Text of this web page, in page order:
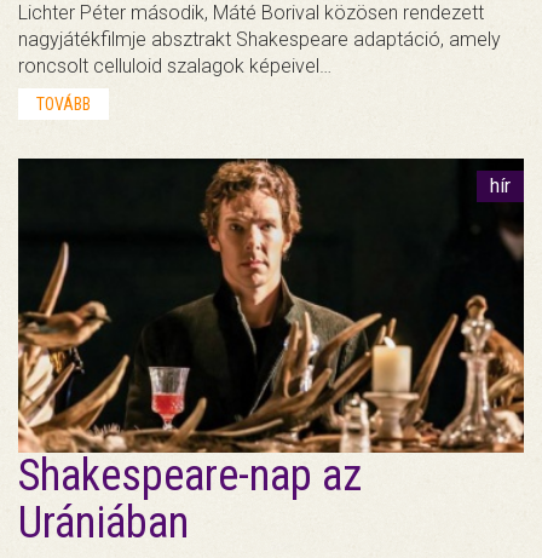
Lichter Péter második, Máté Borival közösen rendezett
nagyjátékfilmje absztrakt Shakespeare adaptáció, amely
roncsolt celluloid szalagok képeivel…
TOVÁBB
hír
Shakespeare-nap az
Urániában